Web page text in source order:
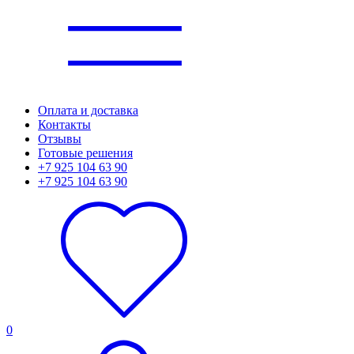
Оплата и доставка
Контакты
Отзывы
Готовые решения
+7 925 104 63 90
+7 925 104 63 90
0